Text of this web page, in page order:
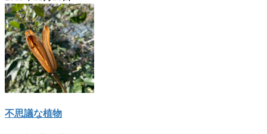
不思議な植物